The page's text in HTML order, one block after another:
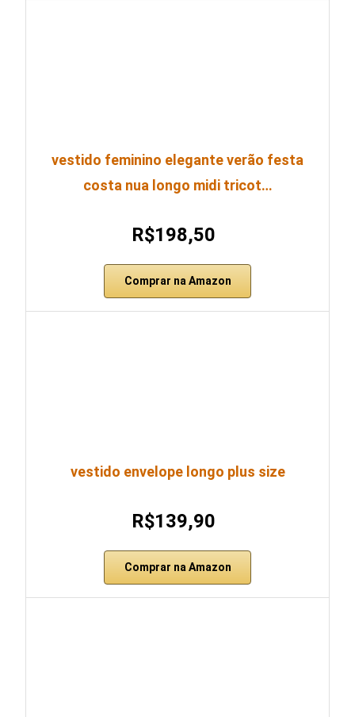
vestido feminino elegante verão festa
costa nua longo midi tricot…
R$198,50
Comprar na Amazon
vestido envelope longo plus size
R$139,90
Comprar na Amazon